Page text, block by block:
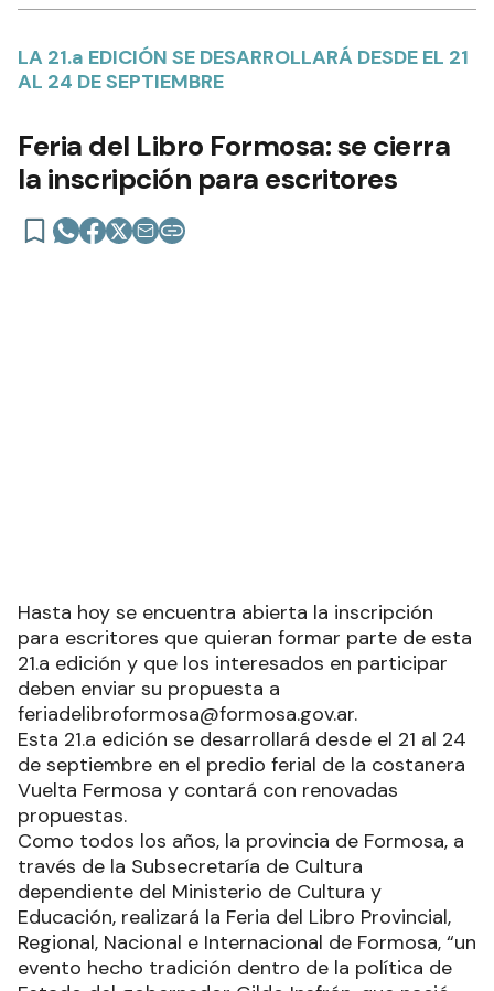
LA 21.a EDICIÓN SE DESARROLLARÁ DESDE EL 21
AL 24 DE SEPTIEMBRE
Feria del Libro Formosa: se cierra
la inscripción para escritores
Hasta hoy se encuentra abierta la inscripción
para escritores que quieran formar parte de esta
21.a edición y que los interesados en participar
deben enviar su propuesta a
feriadelibroformosa@formosa.gov.ar.
Esta 21.a edición se desarrollará desde el 21 al 24
de septiembre en el predio ferial de la costanera
Vuelta Fermosa y contará con renovadas
propuestas.
Como todos los años, la provincia de Formosa, a
través de la Subsecretaría de Cultura
dependiente del Ministerio de Cultura y
Educación, realizará la Feria del Libro Provincial,
Regional, Nacional e Internacional de Formosa, “un
evento hecho tradición dentro de la política de